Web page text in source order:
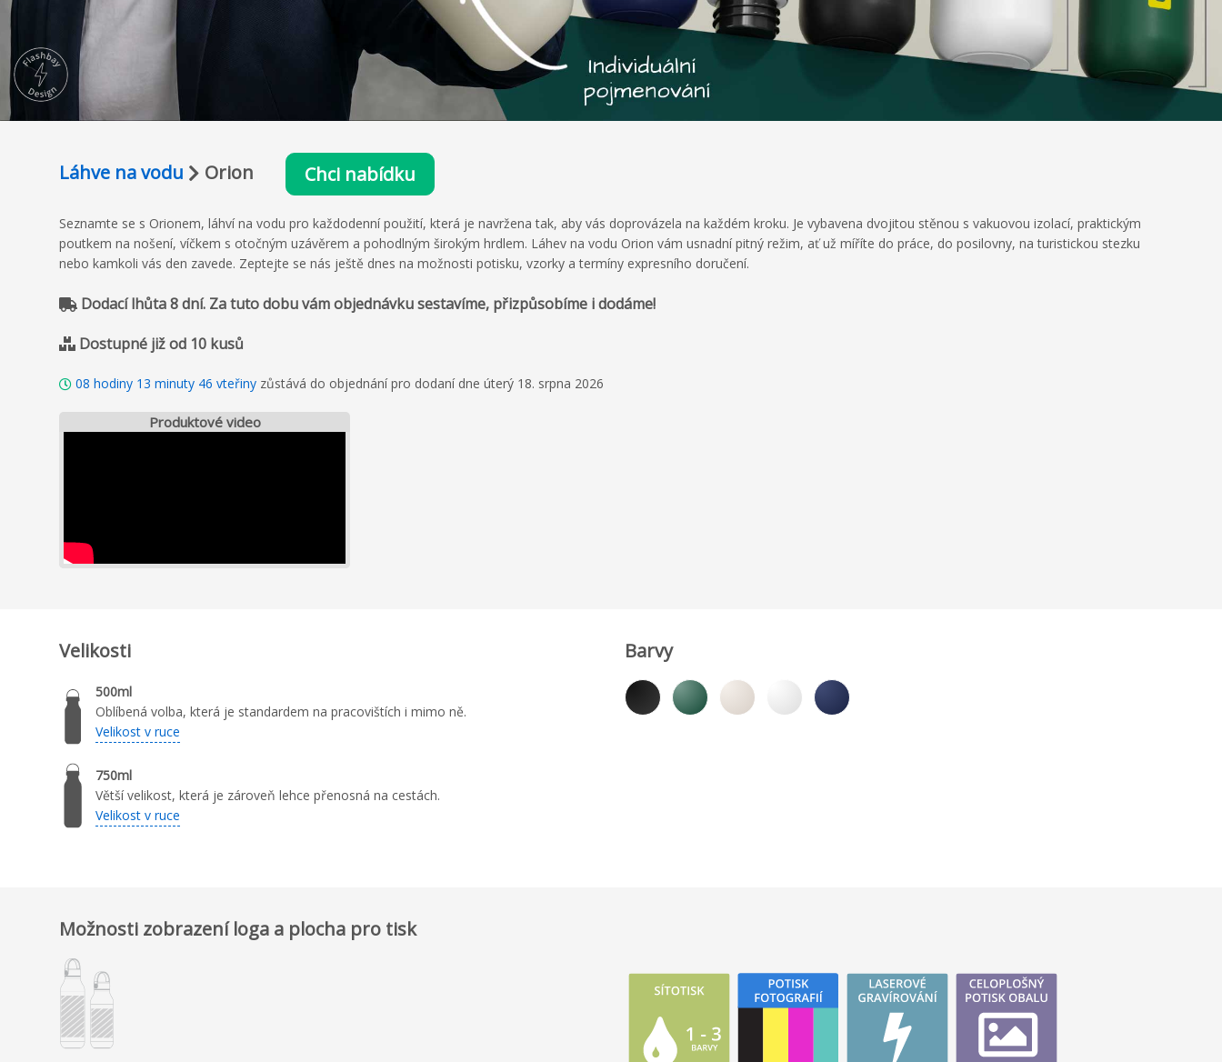
Láhve na vodu Orion Chci nabídku
Seznamte se s Orionem, láhví na vodu pro každodenní použití, která je navržena tak, aby vás doprovázela na každém kroku. Je vybavena dvojitou stěnou s vakuovou izolací, praktickým
poutkem na nošení, víčkem s otočným uzávěrem a pohodlným širokým hrdlem. Láhev na vodu Orion vám usnadní pitný režim, ať už míříte do práce, do posilovny, na turistickou stezku
nebo kamkoli vás den zavede. Zeptejte se nás ještě dnes na možnosti potisku, vzorky a termíny expresního doručení.
Dodací lhůta 8 dní. Za tuto dobu vám objednávku sestavíme, přizpůsobíme i dodáme!
Dostupné již od 10 kusů
08 hodiny 13 minuty 45 vteřiny zůstává do objednání pro dodaní dne úterý 18. srpna 2026
Produktové video
Velikosti
500ml
Oblíbená volba, která je standardem na pracovištích i mimo ně.
Velikost v ruce
750ml
Větší velikost, která je zároveň lehce přenosná na cestách.
Velikost v ruce
Barvy
Možnosti zobrazení loga a plocha pro tisk